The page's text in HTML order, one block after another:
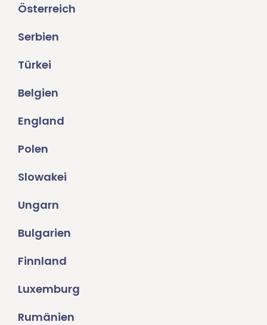
Österreich
Serbien
Türkei
Belgien
England
Polen
Slowakei
Ungarn
Bulgarien
Finnland
Luxemburg
Rumänien